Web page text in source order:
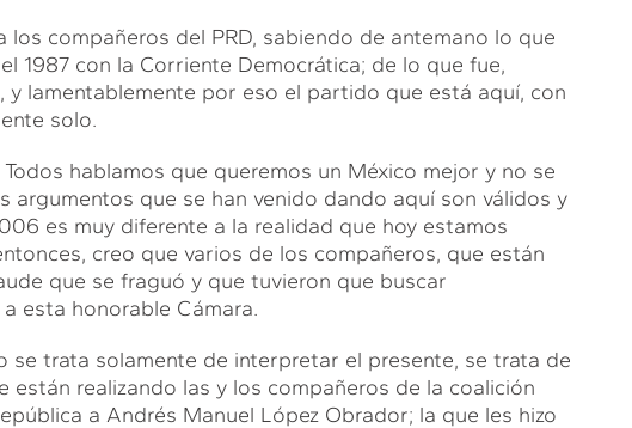
compañeros del PRD, sabiendo de antemano lo que
1987 con la Corriente Democrática; de lo que fue,
y lamentablemente por eso el partido que está aquí, con
solo.
hablamos que queremos un México mejor y no se
argumentos que se han venido dando aquí son válidos y
es muy diferente a la realidad que hoy estamos
creo que varios de los compañeros, que están
que se fraguó y que tuvieron que buscar
esta honorable Cámara.
se trata solamente de interpretar el presente, se trata de
realizando las y los compañeros de la coalición
a Andrés Manuel López Obrador; la que les hizo